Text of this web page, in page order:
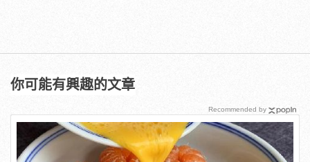
你可能有興趣的文章
Recommended by